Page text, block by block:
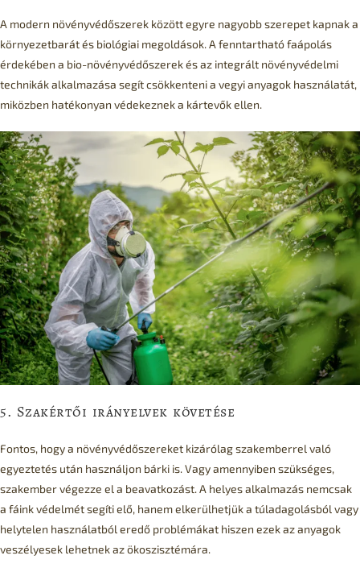
A modern növényvédőszerek között egyre nagyobb szerepet kapnak a
környezetbarát és biológiai megoldások. A fenntartható faápolás
érdekében a bio-növényvédőszerek és az integrált növényvédelmi
technikák alkalmazása segít csökkenteni a vegyi anyagok használatát,
miközben hatékonyan védekeznek a kártevők ellen.
5. Szakértői irányelvek követése
Fontos, hogy a növényvédőszereket kizárólag szakemberrel való
egyeztetés után használjon bárki is. Vagy amennyiben szükséges,
szakember végezze el a beavatkozást. A helyes alkalmazás nemcsak
a fáink védelmét segíti elő, hanem elkerülhetjük a túladagolásból vagy
helytelen használatból eredő problémákat hiszen ezek az anyagok
veszélyesek lehetnek az ökoszisztémára.